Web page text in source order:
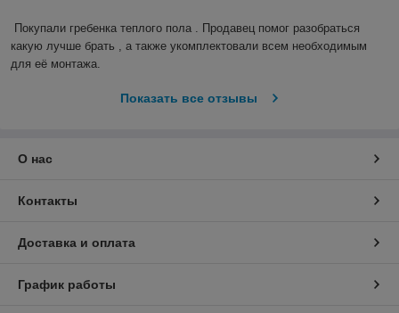
Покупали гребенка теплого пола . Продавец помог разобраться
какую лучше брать , а также укомплектовали всем необходимым
для её монтажа.
Показать все отзывы
О нас
Контакты
Доставка и оплата
График работы